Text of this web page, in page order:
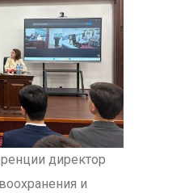
директор
и